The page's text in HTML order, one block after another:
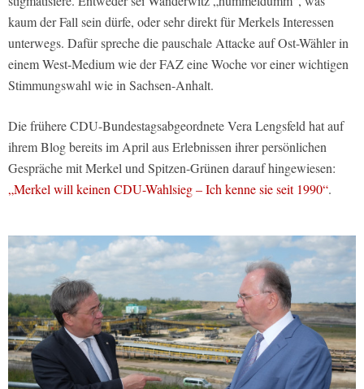
kaum der Fall sein dürfe, oder sehr direkt für Merkels Interessen
unterwegs. Dafür spreche die pauschale Attacke auf Ost-Wähler in
einem West-Medium wie derFAZeine Woche vor einer wichtigen
Stimmungswahl wie in Sachsen-Anhalt.
Die frühere CDU-Bundestagsabgeordnete Vera Lengsfeld hat auf
ihrem Blog bereits im April aus Erlebnissen ihrer persönlichen
Gespräche mit Merkel und Spitzen-Grünen darauf hingewiesen:
„Merkel will keinen CDU-Wahlsieg – Ich kenne sie seit 1990“.